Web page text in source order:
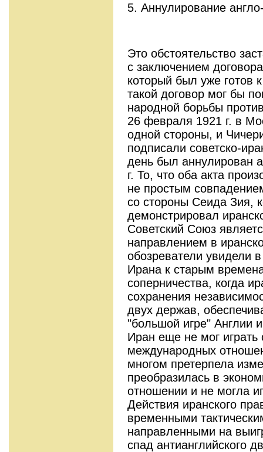
5. Аннулирование
Это обстоятельство
с заключением
который был уже готов
такой договор мог бы
народной борьбы
26 февраля 1921 г. в
одной стороны, и
подписали советско-
день был аннулирован
г. То, что оба акта
не простым
со стороны Сеида Зия,
демонстрировал
Советский Союз
направлением в
обозреватели увидели
Ирана к старым
соперничества, когда
сохранения
двух держав,
"большой игре" Англии
Иран еще не мог играть
международных
многом претерпела
преобразилась в
отношении и не могла
Действия иранского
временными
направленными на
спад антианглийского